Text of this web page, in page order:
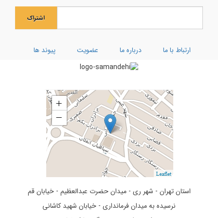
جشن بزرگ ولادت بانوی آب و آیینه
اشتراک
ارتباط با ما درباره ما عضویت پیوند ها
استان تهران - شهر ری - میدان حضرت عبدالعظیم - خیابان قم
نرسیده به میدان فرمانداری - خیابان شهید کاشانی